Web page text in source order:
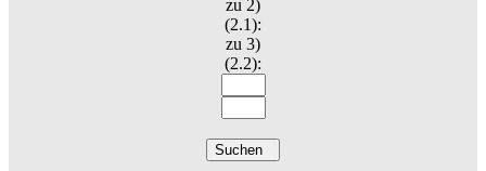
zu 2)
(2.1):
zu 3)
(2.2):
Suchen